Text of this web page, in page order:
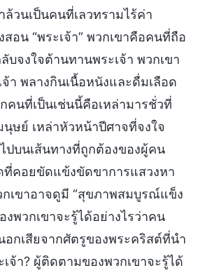
ล้วนเป็นคนที่เลวทรามไร้ค่า
อน “พระเจ้า” พวกเขาคือคนที่ถือ
บจงใจต้านทานพระเจ้า พวกเขา
จ้า พลางกินเนื้อหนังและดื่มเลือด
คนที่เป็นเช่นนี้คือเหล่ามารชั่วที่
ษย์ เหล่าหัวหน้าปีศาจที่จงใจ
ปบนเส้นทางที่ถูกต้องของผู้คน
ที่คอยขัดแข้งขัดขาการแสวงหา
กเขาอาจดูมี “สุขภาพสมบูรณ์แข็ง
พวกเขาจะรู้ได้อย่างไรว่าคน
อกเสียจากศัตรูของพระคริสต์ที่นำ
จ้า? ผู้ติดตามของพวกเขาจะรู้ได้